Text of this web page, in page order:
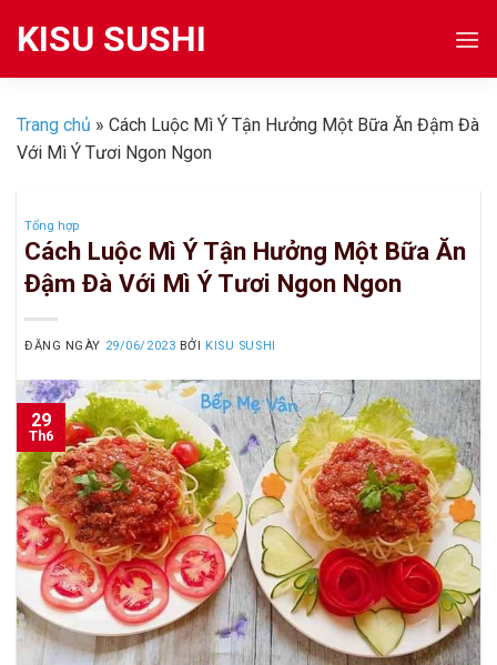
KISU SUSHI
Trang chủ » Cách Luộc Mì Ý Tận Hưởng Một Bữa Ăn Đậm Đà
Với Mì Ý Tươi Ngon Ngon
Tổng hợp
Cách Luộc Mì Ý Tận Hưởng Một Bữa Ăn
Đậm Đà Với Mì Ý Tươi Ngon Ngon
ĐĂNG NGÀY 29/06/2023 BỞI KISU SUSHI
29
Th6